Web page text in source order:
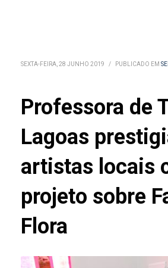
SEXTA-FEIRA, 28 JUNHO 2019 / PUBLICADO EM
Professora de
Lagoas
artistas locais
projeto sobre
Flora